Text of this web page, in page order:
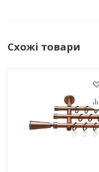
Схожі товари